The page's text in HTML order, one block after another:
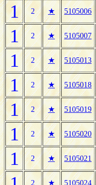
1 2 ★ 5105006
1 2 ★ 5105007
1 2 ★ 5105013
1 2 ★ 5105018
1 2 ★ 5105019
1 2 ★ 5105020
1 2 ★ 5105021
2 ★ 5105024